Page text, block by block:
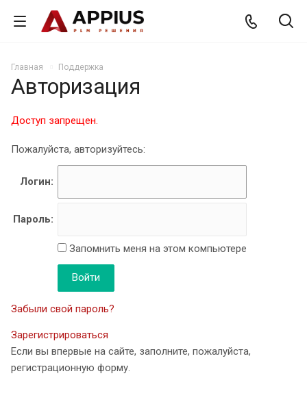
Главная Поддержка
Авторизация
Доступ запрещен.
Пожалуйста, авторизуйтесь:
Логин:
Пароль:
Запомнить меня на этом компьютере
Забыли свой пароль?
Зарегистрироваться
Если вы впервые на сайте, заполните, пожалуйста,
регистрационную форму.